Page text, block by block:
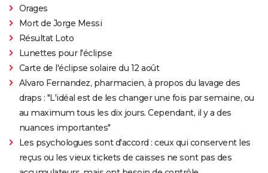
Orages
Mort de Jorge Messi
Résultat Loto
Lunettes pour l'éclipse
Carte de l'éclipse solaire du 12 août
Alvaro Fernandez, pharmacien, à propos du lavage des
draps : "L'idéal est de les changer une fois par semaine, ou
au maximum tous les dix jours. Cependant, il y a des
nuances importantes"
Les psychologues sont d'accord : ceux qui conservent les
reçus ou les vieux tickets de caisses ne sont pas des